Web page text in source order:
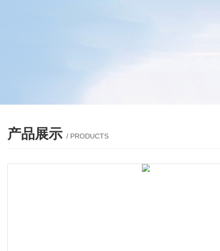
产品展示 / PRODUCTS